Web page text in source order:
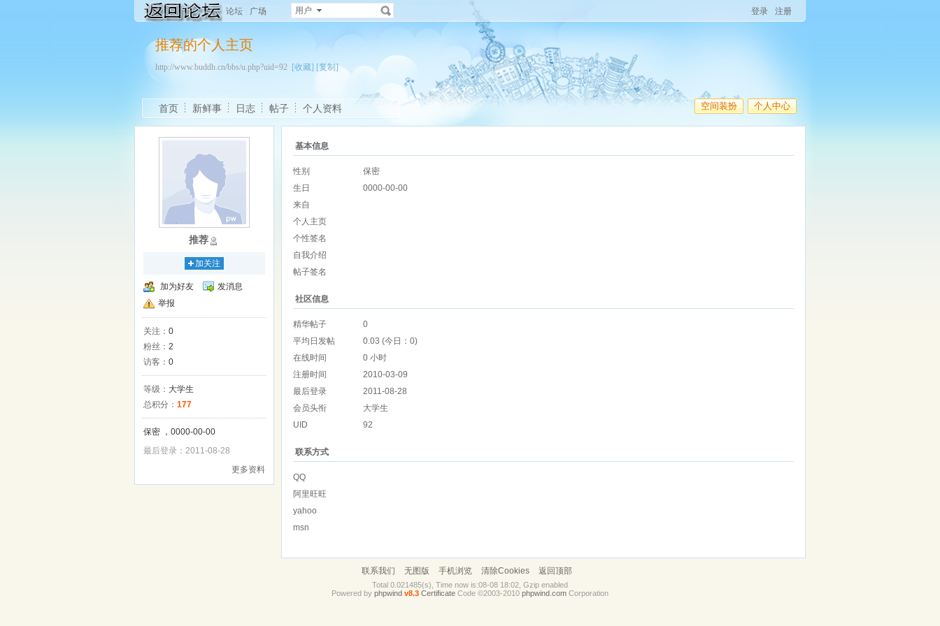
论坛 广场 用户 登录 注册
推荐的个人主页
http://www.buddh.cn/bbs/u.php?uid=92 [收藏] [复制]
空间装扮 个人中心
首页 新鲜事 日志 帖子 个人资料
推荐
加关注
加为好友
发消息
举报
关注： 0
粉丝： 2
访客： 0
等级： 大学生
总积分： 177
保密 ，0000-00-00
最后登录：2011-08-28
更多资料
基本信息
性别
保密
生日
0000-00-00
来自
个人主页
个性签名
自我介绍
帖子签名
社区信息
精华帖子
0
平均日发帖
0.03 (今日：0)
在线时间
0 小时
注册时间
2010-03-09
最后登录
2011-08-28
会员头衔
大学生
UID
92
联系方式
QQ
阿里旺旺
yahoo
msn
联系我们 无图版 手机浏览 清除Cookies 返回顶部
Total 0.021485(s), Time now is:08-08 18:02, Gzip enabled
Powered by phpwind v8.3 Certificate Code ©2003-2010 phpwind.com Corporation